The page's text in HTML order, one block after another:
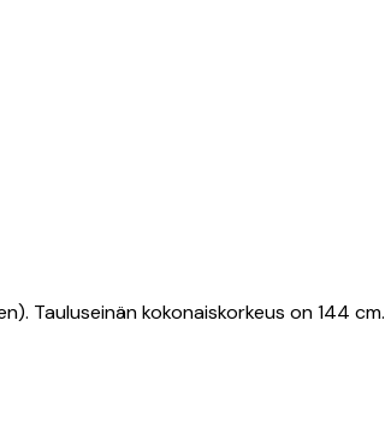
Tauluseinän kokonaiskorkeus on 144 cm.